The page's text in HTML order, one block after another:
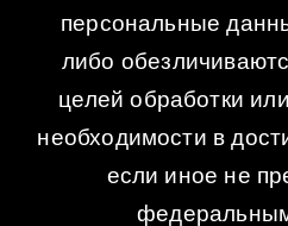
персональные
либо
целей обработки
необходимости в
если иное не